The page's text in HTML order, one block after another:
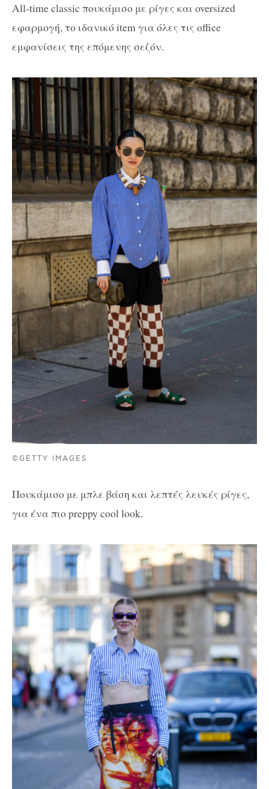
All-time classic πουκάμισο με ρίγες και oversized
εφαρμογή, το ιδανικό item για όλες τις office
εμφανίσεις της επόμενης σεζόν.
©GETTY IMAGES
Πουκάμισο με μπλε βάση και λεπτές λευκές ρίγες,
για ένα πιο preppy cool look.